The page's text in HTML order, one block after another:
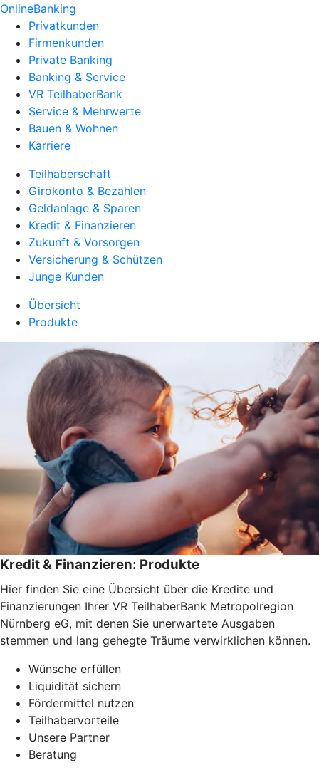
OnlineBanking
Privatkunden
Firmenkunden
Private Banking
Banking & Service
VR TeilhaberBank
Service & Mehrwerte
Bauen & Wohnen
Karriere
Teilhaberschaft
Girokonto & Bezahlen
Geldanlage & Sparen
Kredit & Finanzieren
Zukunft & Vorsorgen
Versicherung & Schützen
Junge Kunden
Übersicht
Produkte
Kredit & Finanzieren: Produkte
Hier finden Sie eine Übersicht über die Kredite und
Finanzierungen Ihrer VR TeilhaberBank Metropolregion
Nürnberg eG, mit denen Sie unerwartete Ausgaben
stemmen und lang gehegte Träume verwirklichen können.
Wünsche erfüllen
Liquidität sichern
Fördermittel nutzen
Teilhabervorteile
Unsere Partner
Beratung